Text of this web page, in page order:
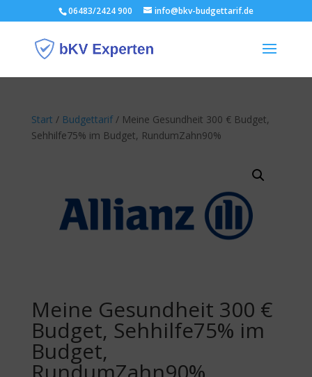
06483/2424 900 info@bkv-budgettarif.de
Start / Budgettarif/ Meine Gesundheit 300 € Budget,
Sehhilfe75% im Budget, RundumZahn90%
Meine Gesundheit 300 €
Budget, Sehhilfe75% im
Budget,